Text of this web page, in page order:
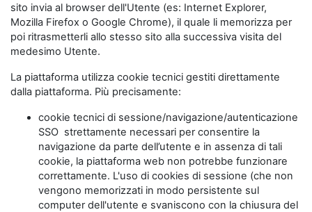
sito invia al browser dell'Utente (es: Internet Explorer,
Mozilla Firefox o Google Chrome), il quale li memorizza per
poi ritrasmetterli allo stesso sito alla successiva visita del
medesimo Utente.
La piattaforma utilizza cookie tecnici gestiti direttamente
dalla piattaforma. Più precisamente:
cookie tecnici di sessione/navigazione/autenticazione
SSO strettamente necessari per consentire la
navigazione da parte dell’utente e in assenza di tali
cookie, la piattaforma web non potrebbe funzionare
correttamente. L'uso di cookies di sessione (che non
vengono memorizzati in modo persistente sul
computer dell'utente e svaniscono con la chiusura del